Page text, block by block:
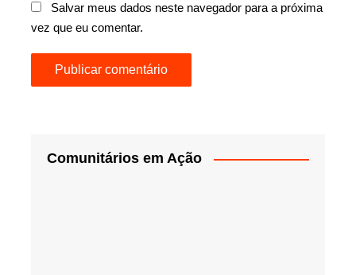
Salvar meus dados neste navegador para a próxima
vez que eu comentar.
Comunitários em Ação